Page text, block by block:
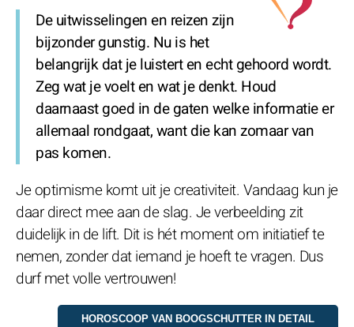
De uitwisselingen en reizen zijn
bijzonder gunstig. Nu is het
belangrijk dat je luistert en echt gehoord wordt.
Zeg wat je voelt en wat je denkt. Houd
daarnaast goed in de gaten welke informatie er
allemaal rondgaat, want die kan zomaar van
pas komen.
Je optimisme komt uit je creativiteit. Vandaag kun je
daar direct mee aan de slag. Je verbeelding zit
duidelijk in de lift. Dit is hét moment om initiatief te
nemen, zonder dat iemand je hoeft te vragen. Dus
durf met volle vertrouwen!